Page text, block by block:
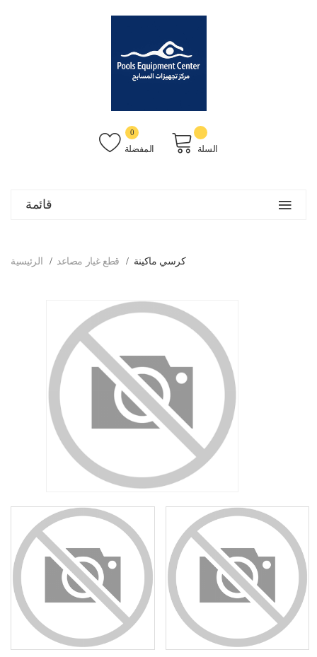
المفضلة
0
السلة
قائمة
الرئيسية قطع غيار مصاعد كرسي ماكينة